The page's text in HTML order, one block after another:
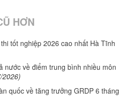
HƠN
tốt nghiệp 2026 cao nhất Hà Tĩnh
nước về điểm trung bình nhiều môn
2026)
quốc về tăng trưởng GRDP 6 tháng